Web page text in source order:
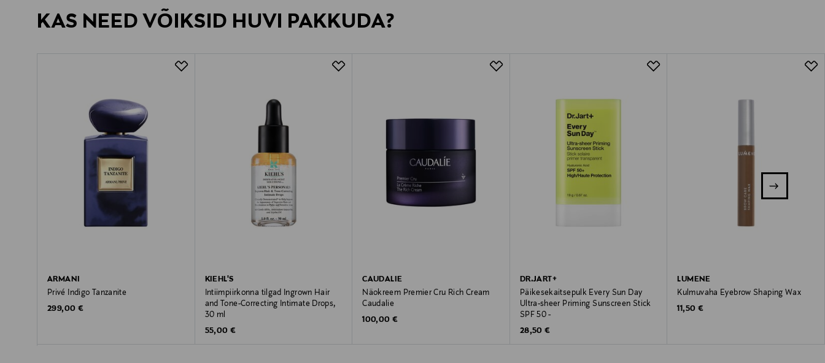
KAS NEED VÕIKSID HUVI PAKKUDA?
ARMANI
Privé Indigo Tanzanite
Original Price
299,00 €
KIEHL'S
Intiimpiirkonna tilgad Ingrown Hair
and Tone-Correcting Intimate Drops,
30 ml
Original Price
55,00 €
CAUDALIE
Näokreem Premier Cru Rich Cream
Caudalie
Original Price
100,00 €
DR.JART+
Päikesekaitsepulk Every Sun Day
Ultra-sheer Priming Sunscreen Stick
SPF 50 -
Original Price
28,50 €
LUMENE
Kulmuvaha Eyebrow Shaping Wax
Original Price
11,50 €